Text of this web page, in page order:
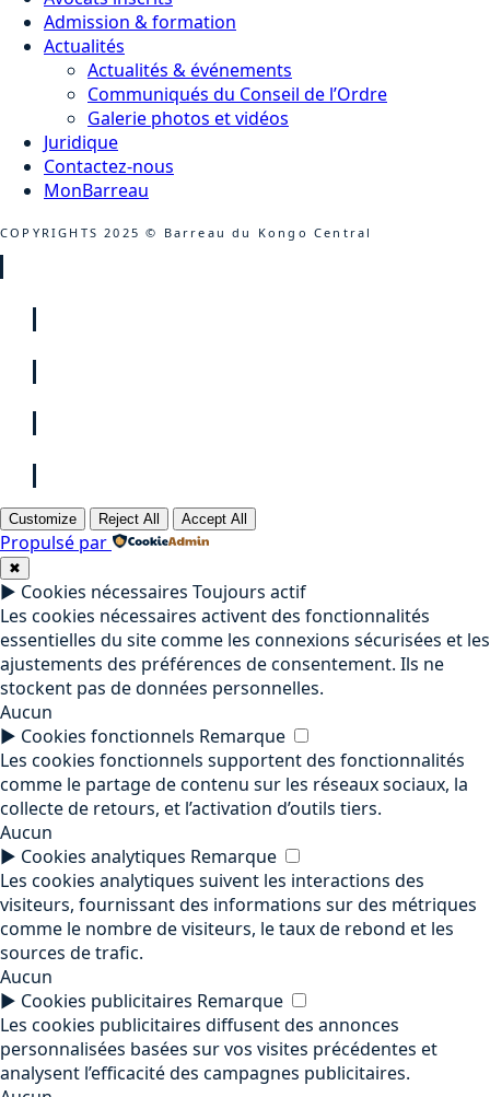
Admission & formation
Actualités
Actualités & événements
Communiqués du Conseil de l’Ordre
Galerie photos et vidéos
Juridique
Contactez-nous
MonBarreau
COPYRIGHTS 2025 © Barreau du Kongo Central
Customize Reject All Accept All
Propulsé par
✖
► Cookies nécessaires Toujours actif
Les cookies nécessaires activent des fonctionnalités
essentielles du site comme les connexions sécurisées et les
ajustements des préférences de consentement. Ils ne
stockent pas de données personnelles.
Aucun
► Cookies fonctionnels Remarque
Les cookies fonctionnels supportent des fonctionnalités
comme le partage de contenu sur les réseaux sociaux, la
collecte de retours, et l’activation d’outils tiers.
Aucun
► Cookies analytiques Remarque
Les cookies analytiques suivent les interactions des
visiteurs, fournissant des informations sur des métriques
comme le nombre de visiteurs, le taux de rebond et les
sources de trafic.
Aucun
► Cookies publicitaires Remarque
Les cookies publicitaires diffusent des annonces
personnalisées basées sur vos visites précédentes et
analysent l’efficacité des campagnes publicitaires.